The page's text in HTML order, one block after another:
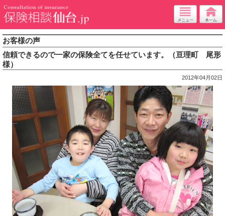
お客様の声
信頼できるので一家の保険全てを任せています。（亘理町 尾形
様）
2012年04月02日